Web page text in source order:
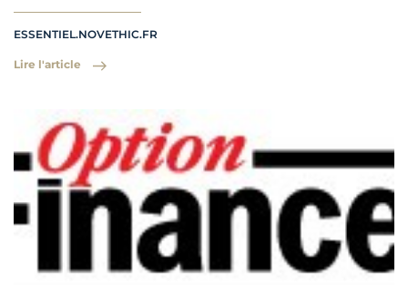
ESSENTIEL.NOVETHIC.FR
Lire l'article